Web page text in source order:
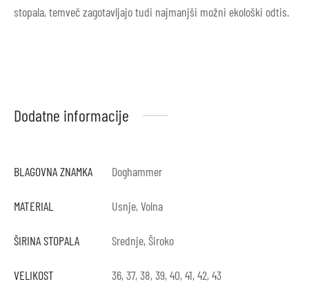
stopala, temveč zagotavljajo tudi najmanjši možni ekološki odtis.
Dodatne informacije
BLAGOVNA ZNAMKA Doghammer
MATERIAL Usnje, Volna
ŠIRINA STOPALA Srednje, Široko
VELIKOST 36, 37, 38, 39, 40, 41, 42, 43